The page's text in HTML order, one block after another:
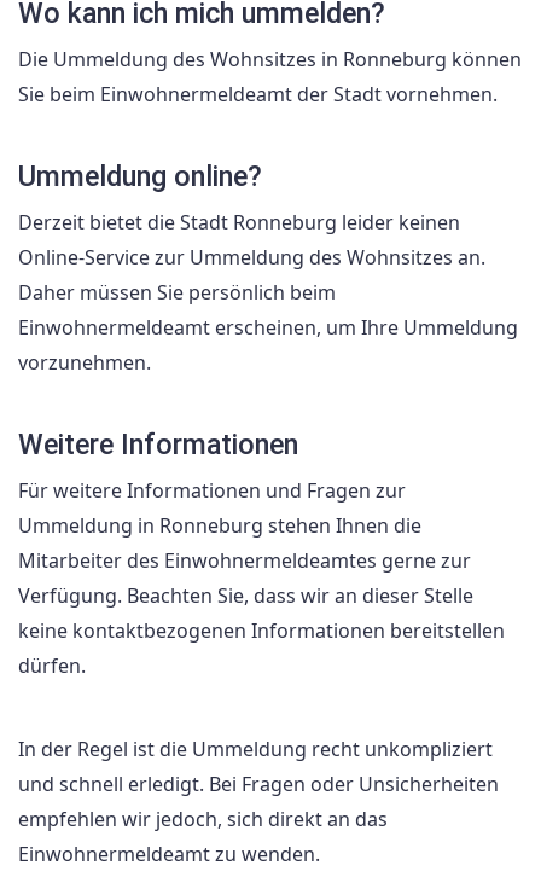
Wo kann ich mich ummelden?
Die Ummeldung des Wohnsitzes in Ronneburg können
Sie beim Einwohnermeldeamt der Stadt vornehmen.
Ummeldung online?
Derzeit bietet die Stadt Ronneburg leider keinen
Online-Service zur Ummeldung des Wohnsitzes an.
Daher müssen Sie persönlich beim
Einwohnermeldeamt erscheinen, um Ihre Ummeldung
vorzunehmen.
Weitere Informationen
Für weitere Informationen und Fragen zur
Ummeldung in Ronneburg stehen Ihnen die
Mitarbeiter des Einwohnermeldeamtes gerne zur
Verfügung. Beachten Sie, dass wir an dieser Stelle
keine kontaktbezogenen Informationen bereitstellen
dürfen.
In der Regel ist die Ummeldung recht unkompliziert
und schnell erledigt. Bei Fragen oder Unsicherheiten
empfehlen wir jedoch, sich direkt an das
Einwohnermeldeamt zu wenden.